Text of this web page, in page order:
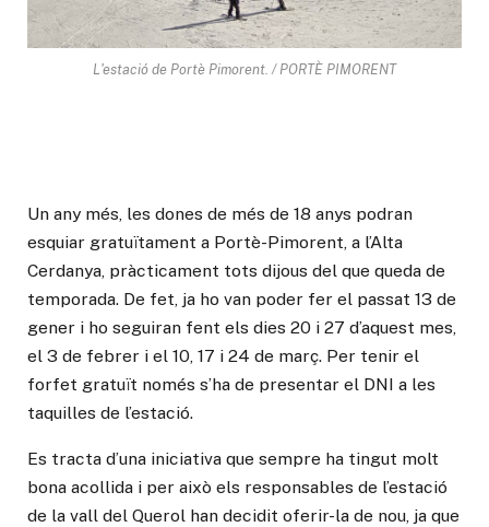
L'estació de Portè Pimorent. / PORTÈ PIMORENT
Un any més, les dones de més de 18 anys podran
esquiar gratuïtament a Portè-Pimorent, a l’Alta
Cerdanya, pràcticament tots dijous del que queda de
temporada. De fet, ja ho van poder fer el passat 13 de
gener i ho seguiran fent els dies 20 i 27 d’aquest mes,
el 3 de febrer i el 10, 17 i 24 de març. Per tenir el
forfet gratuït només s’ha de presentar el DNI a les
taquilles de l’estació.
Es tracta d’una iniciativa que sempre ha tingut molt
bona acollida i per això els responsables de l’estació
de la vall del Querol han decidit oferir-la de nou, ja que